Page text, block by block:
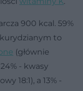
900 kcal. 59%
to
(głównie
- kwasy
18:1), a 13% -